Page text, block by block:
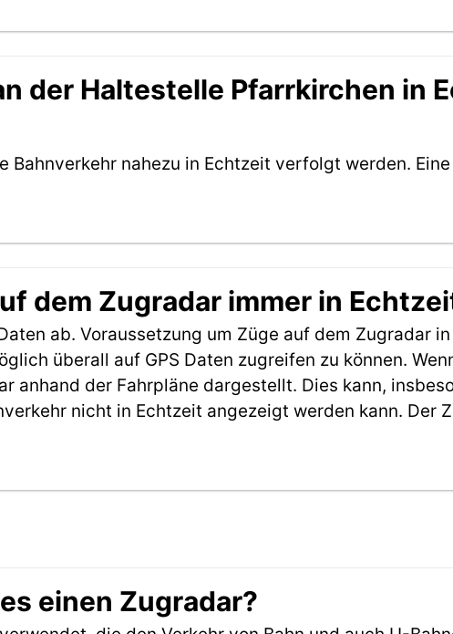
der Haltestelle Pfarrkirchen in
Bahnverkehr nahezu in Echtzeit verfolgt werden.
dem Zugradar immer in
ab. Voraussetzung um Züge auf dem Zugradar
überall auf GPS Daten zugreifen zu können.
anhand der Fahrpläne dargestellt. Dies kann,
nicht in Echtzeit angezeigt werden kann. Der
einen Zugradar?